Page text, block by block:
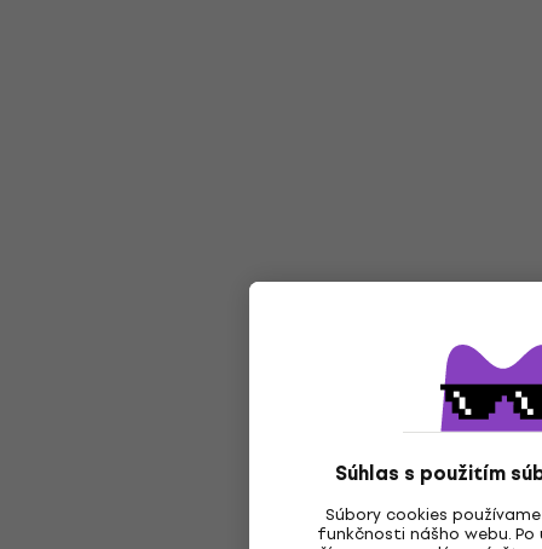
Súhlas s použitím
Súbory cookies
funkčnosti nášho webu. Po